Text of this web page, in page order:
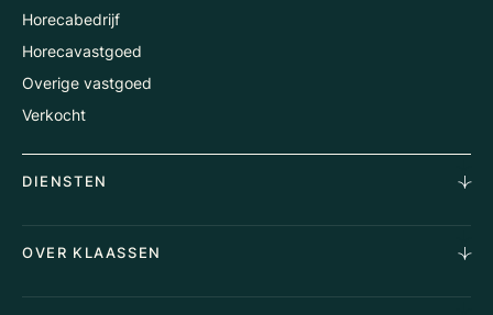
Horecabedrijf
Horecavastgoed
Overige vastgoed
Verkocht
DIENSTEN
Aankoopopdracht
OVER KLAASSEN